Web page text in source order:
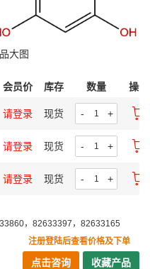
大图
会员价 库存 数量 操作
请登录 现货 - +
请登录 现货 - +
请登录 现货 - +
，82633397，82633165
注册登陆后查看价格及下单
点击咨询 收藏产品